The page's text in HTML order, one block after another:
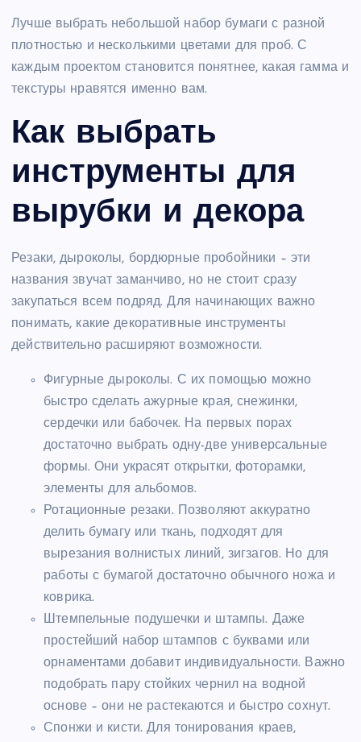
Лучше выбрать небольшой набор бумаги с разной
плотностью и несколькими цветами для проб. С
каждым проектом становится понятнее, какая гамма и
текстуры нравятся именно вам.
Как выбрать
инструменты для
вырубки и декора
Резаки, дыроколы, бордюрные пробойники – эти
названия звучат заманчиво, но не стоит сразу
закупаться всем подряд. Для начинающих важно
понимать, какие декоративные инструменты
действительно расширяют возможности.
Фигурные дыроколы. С их помощью можно
быстро сделать ажурные края, снежинки,
сердечки или бабочек. На первых порах
достаточно выбрать одну-две универсальные
формы. Они украсят открытки, фоторамки,
элементы для альбомов.
Ротационные резаки. Позволяют аккуратно
делить бумагу или ткань, подходят для
вырезания волнистых линий, зигзагов. Но для
работы с бумагой достаточно обычного ножа и
коврика.
Штемпельные подушечки и штампы. Даже
простейший набор штампов с буквами или
орнаментами добавит индивидуальности. Важно
подобрать пару стойких чернил на водной
основе – они не растекаются и быстро сохнут.
Спонжи и кисти. Для тонирования краев,